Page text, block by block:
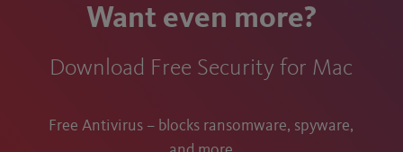
Want even more?
Download Free Security for Mac
Free Antivirus – blocks ransomware, spyware,